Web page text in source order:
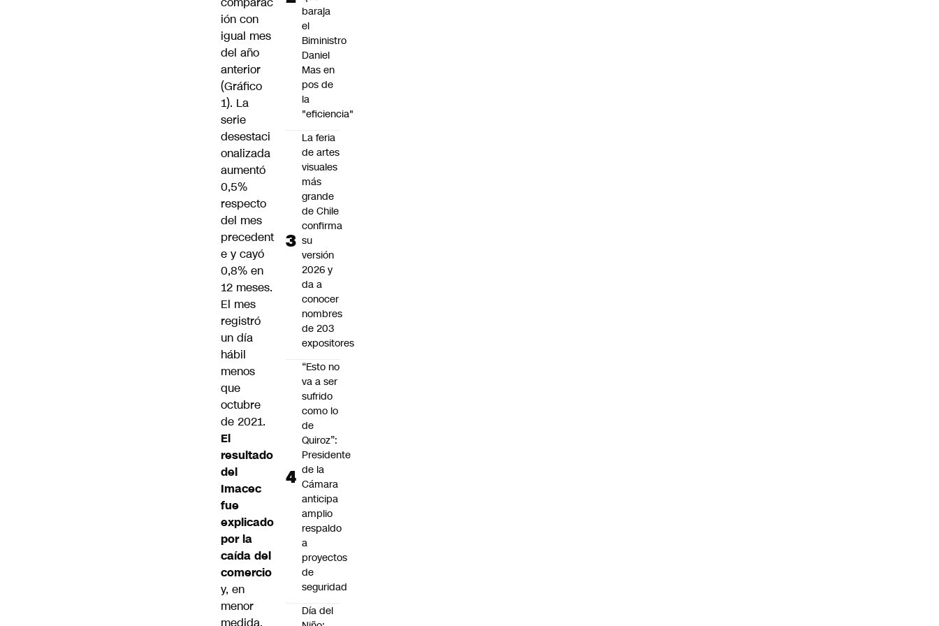
ión con
igual mes
del año
anterior
(Gráfico
1). La
serie
desestaci
onalizada
aumentó
0,5%
respecto
del mes
precedent
e y cayó
0,8% en
12 meses.
El mes
registró
un día
hábil
menos
que
octubre
de 2021.
El
resultado
del
Imacec
fue
explicado
por la
caída del
comercio
y, en
menor
medida,
baraja
el
Biministro
Daniel
Mas en
pos de
la
"eficiencia"
La feria
de artes
visuales
más
grande
de Chile
confirma
su
versión
2026 y
da a
conocer
nombres
de 203
expositores
“Esto no
va a ser
sufrido
como lo
de
Quiroz”:
Presidente
de la
Cámara
anticipa
amplio
respaldo
a
proyectos
de
seguridad
Día del